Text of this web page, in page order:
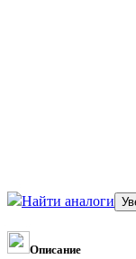
Найти аналоги
Описание